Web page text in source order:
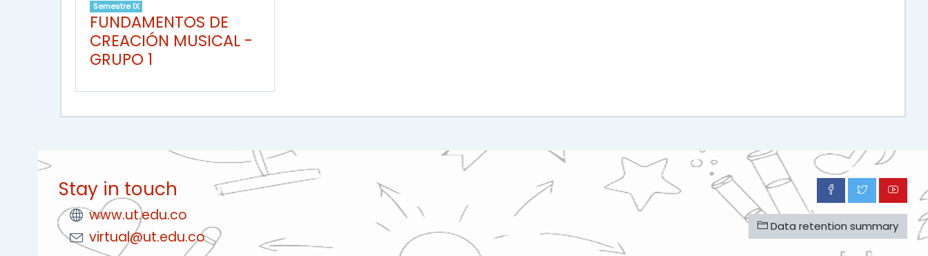
Semestre IX
FUNDAMENTOS DE
CREACIÓN MUSICAL -
GRUPO 1
Stay in touch
www.ut.edu.co
virtual@ut.edu.co
Data retention summary